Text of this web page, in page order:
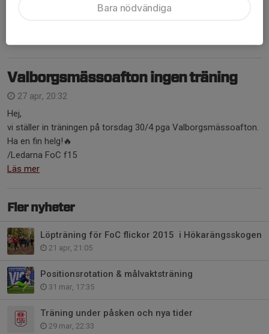
Valborgsmässoafton ingen träning
27 apr, 20:32
Hej,
vi ställer in träningen på torsdag 30/4 pga Valborgsmässoafton.
Ha en fin helg!🔥
/Ledarna FoC f15
Läs mer
Fler nyheter
Löpträning för FoC flickor 2015 i Hökarängsskogen
21 apr, 21:05
Positionsrotation & målvaktsträning
31 mar, 17:35
Träning under påsken och nya tider
29 mar, 22:33
Bara nödvändiga